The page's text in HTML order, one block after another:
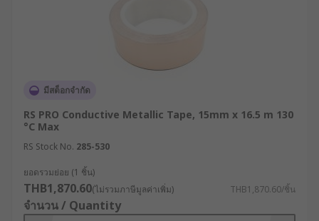
กาวแบบไม่นำไฟฟ้า จะนำมาใช้สำหรับงานหุ้ม
ฉนวนและงานปิดผนึกทั่วไป
แรงยึดเกาะและประสิทธิภาพการติดแน่น :
คุณสมบัติด้านการยึดเกาะจะเป็นตัวกำหนดว่า
เทปสามารถติดเข้ากับพื้นผิววัสดุต่าง ๆ ได้แนบ
ทนทานและความน่าเชื่อถือในการใช้งานระยะ
ยาว ภายใต้สภาพแวดล้อมของโรงงาน
อุตสาหกรรม
มีสต็อกจำกัด
RS PRO Conductive Metallic Tape, 15mm x 16.5 m 130
°C Max
RS Stock No. 285-530
ยอดรวมย่อย (1 ชิ้น)
THB1,870.60(ไม่รวมภาษีมูลค่าเพิ่ม) THB1,870.60/ชิ้น
จำนวน / Quantity